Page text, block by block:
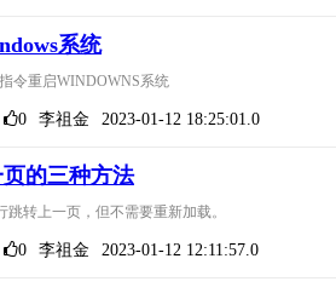
系统
令重启WINDOWNS系统
0 李祖金 2023-01-12 18:25:01.0
的三种方法
跳转上一页，但不需要重新加载。
0 李祖金 2023-01-12 12:11:57.0